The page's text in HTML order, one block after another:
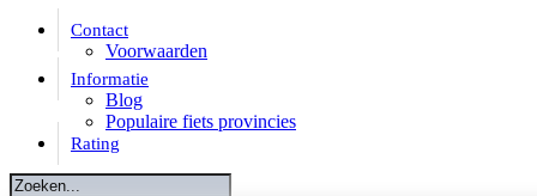
Skip
Contact
Voorwaarden
Informatie
Blog
Populaire fiets provincies
Rating